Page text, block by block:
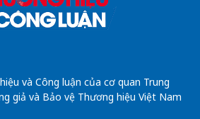
và Công luận của cơ quan Trung
giả và Bảo vệ Thương hiệu Việt Nam